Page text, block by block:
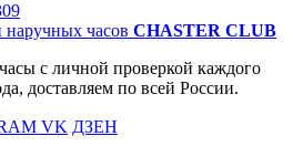
CHASTER CLUB
с личной проверкой каждого
доставляем по всей России.
VK ДЗЕН